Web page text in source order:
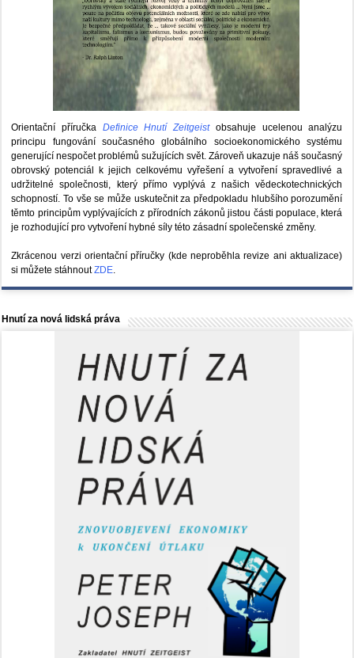
Orientační příručka Definice Hnutí Zeitgeistobsahuje ucelenou analýzu
principu fungování současného globálního socioekonomického systému
generující nespočet problémů sužujících svět. Zároveň ukazuje náš současný
obrovský potenciál k jejich celkovému vyřešení a vytvoření spravedlivé a
udržitelné společnosti, který přímo vyplývá z našich vědeckotechnických
schopností. To vše se může uskutečnit za předpokladu hlubšího porozumění
těmto principům vyplývajících z přírodních zákonů jistou části populace, která
je rozhodující pro vytvoření hybné síly této zásadní společenské změny.
Zkrácenou verzi orientační příručky (kde neproběhla revize ani aktualizace)
si můžete stáhnoutZDE.
Hnutí za nová lidská práva